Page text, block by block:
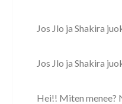
Jos Jlo ja Shakira
Jos Jlo ja Shakira
Hei!! Miten menee?